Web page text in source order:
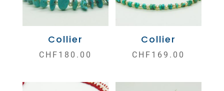
Collier
CHF 180.00
Collier
CHF 169.00